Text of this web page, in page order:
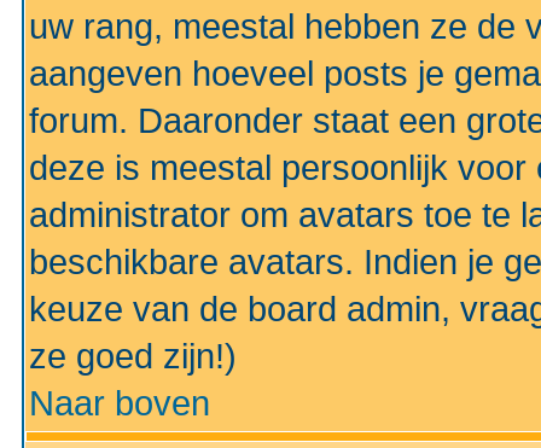
uw rang, meestal hebben ze de
aangeven hoeveel posts je
forum. Daaronder staat een
deze is meestal persoonlijk
administrator om avatars toe te
beschikbare avatars. Indien je
keuze van de board admin,
ze goed zijn!)
Naar boven